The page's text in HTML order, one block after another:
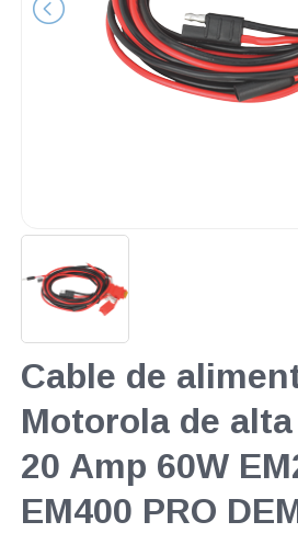
Cable de
Motorola de
20 Amp 60W
EM400 PRO